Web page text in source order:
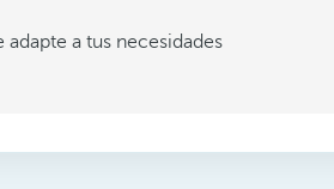
a tus necesidades